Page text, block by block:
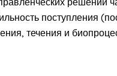
поступления
течения и